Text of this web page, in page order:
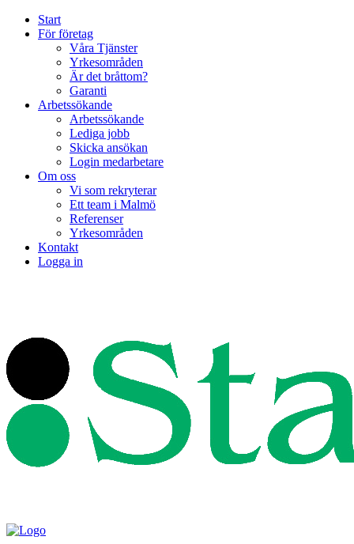
Start
För företag
Våra Tjänster
Yrkesområden
Är det bråttom?
Garanti
Arbetssökande
Arbetssökande
Lediga jobb
Skicka ansökan
Login medarbetare
Om oss
Vi som rekryterar
Ett team i Malmö
Referenser
Yrkesområden
Kontakt
Logga in